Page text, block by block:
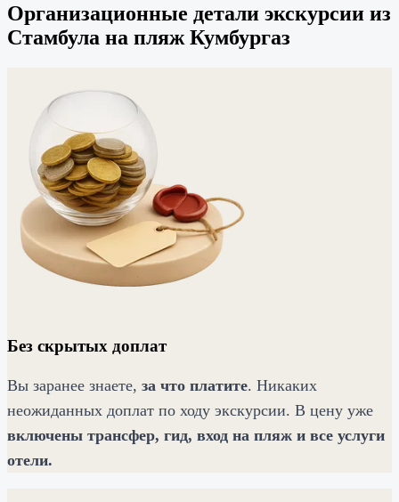
Организационные детали экскурсии из
Стамбула на пляж Кумбургаз
Без скрытых доплат
Вы заранее знаете, за что платите. Никаких
неожиданных доплат по ходу экскурсии. В цену уже
включены трансфер, гид, вход на пляж и все услуги
отели.